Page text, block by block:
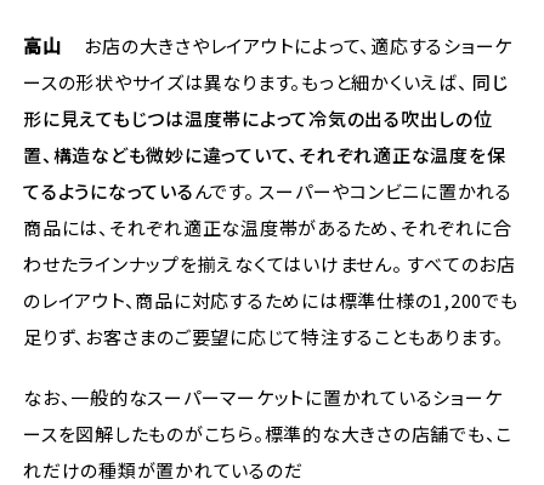
高山
お店の大きさやレイアウトによって、適応するショーケ
ースの形状やサイズは異なります。もっと細かくいえば、 同じ
形に見えてもじつは温度帯によって冷気の出る吹出しの位
置、構造なども微妙に違っていて、それぞれ適正な温度を保
てるようになっているんです。 スーパーやコンビニに置かれる
商品には、それぞれ適正な温度帯があるため、それぞれに合
わせたラインナップを揃えなくてはいけません。 すべてのお店
のレイアウト、商品に対応するためには標準仕様の1,200でも
足りず、お客さまのご要望に応じて特注することもあります。
なお、一般的なスーパーマーケットに置かれているショーケ
ースを図解したものがこちら。標準的な大きさの店舗でも、こ
れだけの種類が置かれているのだ